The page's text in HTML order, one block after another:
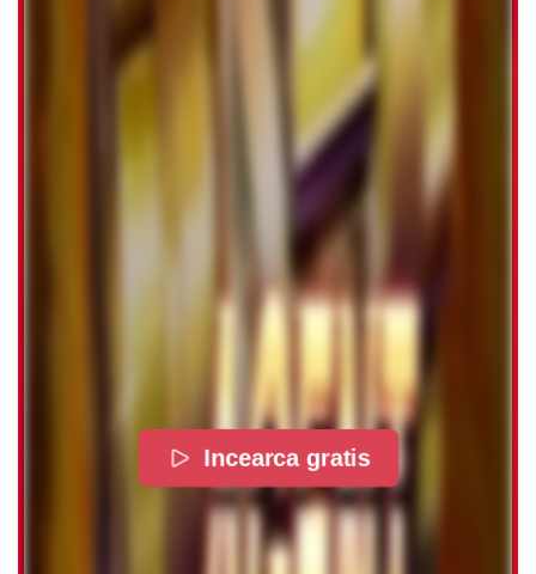
Incearca gratis